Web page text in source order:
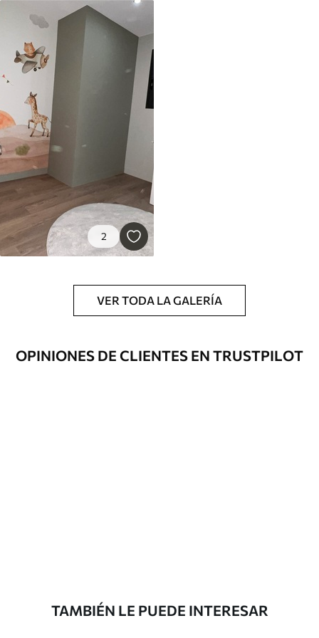
Premium
8.33$ 5
Peel and Stick
12.77$
2
VER TODA LA GALERÍA
OPINIONES DE CLIENTES EN TRUSTPILOT
TAMBIÉN LE PUEDE INTERESAR